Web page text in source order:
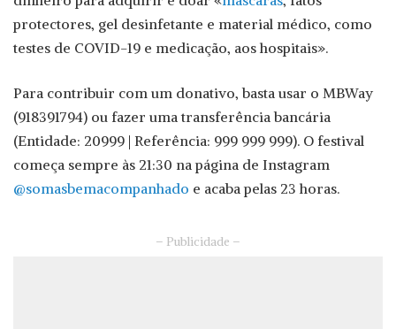
protectores, gel desinfetante e material médico, como
testes de COVID-19 e medicação, aos hospitais».
Para contribuir com um donativo, basta usar o MBWay
(918391794) ou fazer uma transferência bancária
(Entidade: 20999 | Referência: 999 999 999). O festival
começa sempre às 21:30 na página de Instagram
@somasbemacompanhado e acaba pelas 23 horas.
– Publicidade –